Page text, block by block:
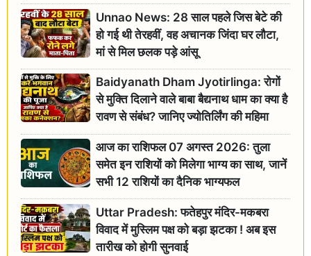
Unnao News: 28 साल पहले जिस बेटे की
हो गई थी तेरहवीं, वह अचानक जिंदा घर लौटा,
मां से मिल छलक पड़े आंसू
Baidyanath Dham Jyotirlinga: रोगों
से मुक्ति दिलाने वाले बाबा बैद्यनाथ धाम का क्या है
रावण से संबंध? जानिए ज्योतिर्लिंग की महिमा
आज का राशिफल 07 अगस्त 2026: तुला
समेत इन राशियों को मिलेगा भाग्य का साथ, जानें
सभी 12 राशियों का दैनिक भाग्यफल
Uttar Pradesh: फतेहपुर मंदिर-मकबरा
विवाद में मुस्लिम पक्ष को बड़ा झटका ! अब इस
तारीख को होगी सुनवाई